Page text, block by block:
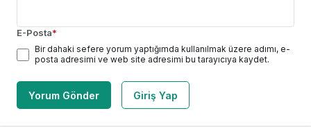
E-Posta*
Bir dahaki sefere yorum yaptığımda kullanılmak üzere adımı, e-
posta adresimi ve web site adresimi bu tarayıcıya kaydet.
Yorum Gönder Giriş Yap